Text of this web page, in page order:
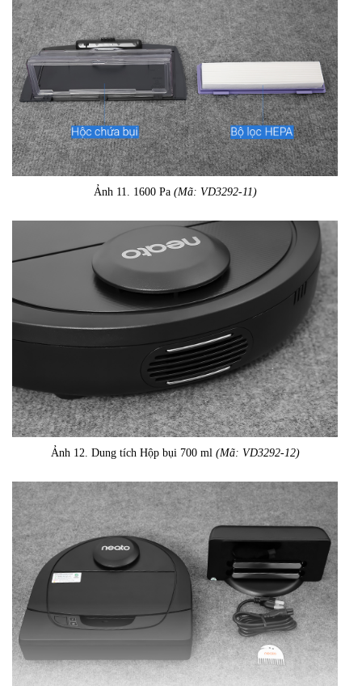
Ảnh 11. 1600 Pa (Mã: VD3292-11)
Ảnh 12. Dung tích Hộp bụi 700 ml (Mã: VD3292-12)